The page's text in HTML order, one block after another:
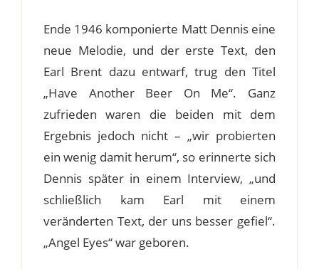
Ende 1946 komponierte Matt Dennis eine
neue Melodie, und der erste Text, den
Earl Brent dazu entwarf, trug den Titel
„Have Another Beer On Me“. Ganz
zufrieden waren die beiden mit dem
Ergebnis jedoch nicht – „wir probierten
ein wenig damit herum“, so erinnerte sich
Dennis später in einem Interview, „und
schließlich kam Earl mit einem
veränderten Text, der uns besser gefiel“.
„Angel Eyes“ war geboren.